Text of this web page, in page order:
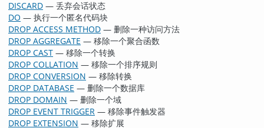
DISCARD — 丢弃会话状态
DO — 执行一个匿名代码块
DROP ACCESS METHOD — 删除一种访问方法
DROP AGGREGATE — 移除一个聚合函数
DROP CAST — 移除一个转换
DROP COLLATION — 移除一个排序规则
DROP CONVERSION — 移除转换
DROP DATABASE — 删除一个数据库
DROP DOMAIN — 删除一个域
DROP EVENT TRIGGER — 移除事件触发器
DROP EXTENSION — 移除扩展